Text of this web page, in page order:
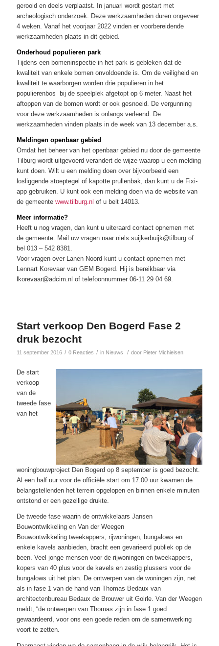
gerooid en deels verplaatst. In januari wordt gestart met
archeologisch onderzoek. Deze werkzaamheden duren ongeveer
4 weken. Vanaf het voorjaar 2022 vinden er voorbereidende
werkzaamheden plaats in dit gebied.
Onderhoud populieren park
Tijdens een bomeninspectie in het park is gebleken dat de
kwaliteit van enkele bomen onvoldoende is. Om de veiligheid en
kwaliteit te waarborgen worden drie populieren in het
populierenbos bij de speelplek afgetopt op 6 meter. Naast het
aftoppen van de bomen wordt er ook gesnoeid. De vergunning
voor deze werkzaamheden is onlangs verleend. De
werkzaamheden vinden plaats in de week van 13 december a.s.
Meldingen openbaar gebied
Omdat het beheer van het openbaar gebied nu door de gemeente
Tilburg wordt uitgevoerd verandert de wijze waarop u een melding
kunt doen. Wilt u een melding doen over bijvoorbeeld een
losliggende stoeptegel of kapotte prullenbak, dan kunt u de Fixi-
app gebruiken. U kunt ook een melding doen via de website van
de gemeente www.tilburg.nl of u belt 14013.
Meer informatie?
Heeft u nog vragen, dan kunt u uiteraard contact opnemen met
de gemeente. Mail uw vragen naar niels.suijkerbuijk@tilburg of
bel 013 – 542 8381.
Voor vragen over Lanen Noord kunt u contact opnemen met
Lennart Korevaar van GEM Bogerd. Hij is bereikbaar via
lkorevaar@adcim.nl of telefoonnummer 06-11 29 04 69.
Start verkoop Den Bogerd Fase 2
druk bezocht
11 september 2016 / 0 Reacties / in Nieuws / door Pieter Michielsen
De start
verkoop
van de
tweede fase
van het
woningbouwproject Den Bogerd op 8 september is goed bezocht.
Al een half uur voor de officiële start om 17.00 uur kwamen de
belangstellenden het terrein opgelopen en binnen enkele minuten
ontstond er een gezellige drukte.
De tweede fase waarin de ontwikkelaars Jansen
Bouwontwikkeling en Van der Weegen
Bouwontwikkeling tweekappers, rijwoningen, bungalows en
enkele kavels aanbieden, bracht een gevarieerd publiek op de
been. Veel jonge mensen voor de rijwoningen en tweekappers,
kopers van 40 plus voor de kavels en zestig plussers voor de
bungalows uit het plan. De ontwerpen van de woningen zijn, net
als in fase 1 van de hand van Thomas Bedaux van
architectenbureau Bedaux de Brouwer uit Goirle. Van der Weegen
meldt; “de ontwerpen van Thomas zijn in fase 1 goed
gewaardeerd, voor ons een goede reden om de samenwerking
voort te zetten.